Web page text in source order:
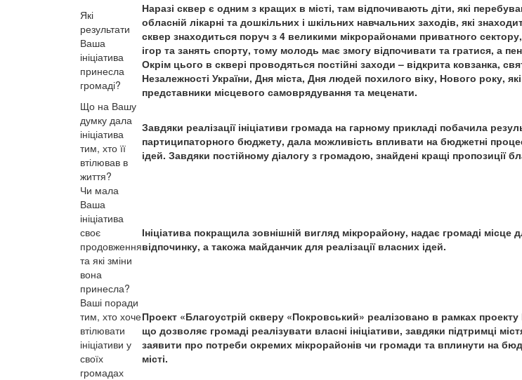
Які
результати
Ваша
ініціатива
принесла
громаді?
Наразі сквер є одним з кращих в місті, там відпочивають діти, які
обласній лікарні та дошкільних і шкільних навчальних заходів, які
сквер знаходиться поруч з 4 великими мікрорайонами приватного сектору,
ігор та занять спорту, тому молодь має змогу відпочивати та гратися, а
Окрім цього в сквері проводяться постійні заходи – відкрита ковзанка,
Незалежності України, Дня міста, Дня людей похилого віку, Нового року,
представники місцевого самоврядування та меценати.
Що на Вашу
думку дала
ініціатива
тим, хто її
втілював в
життя?
Завдяки реалізації ініціативи громада на гарному прикладі побачила
партиципаторного бюджету, дала можливість впливати на бюджетні
ідей. Завдяки постійному діалогу з громадою, знайдені кращі пропозиції
Чи мала
Ваша
ініціатива
своє
продовження
та які зміни
вона
принесла?
Ініціатива покращила зовнішній вигляд мікрорайону, надає громаді місце
відпочинку, а такожа майданчик для реалізації власних ідей.
Ваші поради
тим, хто хоче
втілювати
ініціативи у
своїх
громадах
Проект «Благоустрій скверу «Покровський» реалізовано в рамках
що дозволяє громаді реалізувати власні ініціативи, завдяки підтримці
заявити про потреби окремих мікрорайонів чи громади та вплинути на
місті.